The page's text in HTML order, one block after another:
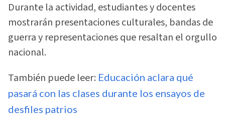
Durante la actividad, estudiantes y docentes
mostrarán presentaciones culturales, bandas de
guerra y representaciones que resaltan el orgullo
nacional.
También puede leer: Educación aclara qué
pasará con las clases durante los ensayos de
desfiles patrios